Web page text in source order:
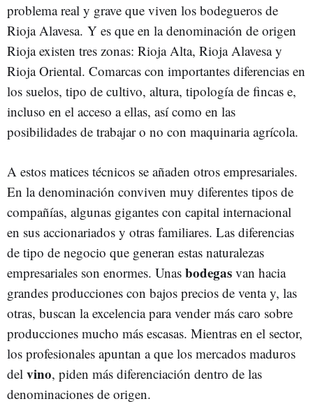
problema real y grave que viven los bodegueros de
Rioja Alavesa. Y es que en la denominación de origen
Rioja existen tres zonas: Rioja Alta, Rioja Alavesa y
Rioja Oriental. Comarcas con importantes diferencias en
los suelos, tipo de cultivo, altura, tipología de fincas e,
incluso en el acceso a ellas, así como en las
posibilidades de trabajar o no con maquinaria agrícola.
A estos matices técnicos se añaden otros empresariales.
En la denominación conviven muy diferentes tipos de
compañías, algunas gigantes con capital internacional
en sus accionariados y otras familiares. Las diferencias
de tipo de negocio que generan estas naturalezas
empresariales son enormes. Unas bodegas van hacia
grandes producciones con bajos precios de venta y, las
otras, buscan la excelencia para vender más caro sobre
producciones mucho más escasas. Mientras en el sector,
los profesionales apuntan a que los mercados maduros
del vino, piden más diferenciación dentro de las
denominaciones de origen.